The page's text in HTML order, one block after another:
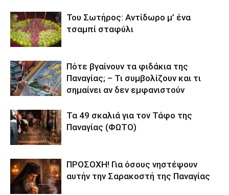
Του Σωτήρος: Αντίδωρο μ’ ένα
τσαμπί σταφύλι
Πότε βγαίνουν τα φιδάκια της
Παναγίας; – Τι συμβολίζουν και τι
σημαίνει αν δεν εμφανιστούν
Τα 49 σκαλιά για τον Τάφο της
Παναγίας (ΦΩΤΟ)
ΠΡΟΣΟΧΗ! Για όσους νηστέψουν
αυτήν την Σαρακοστή της Παναγίας